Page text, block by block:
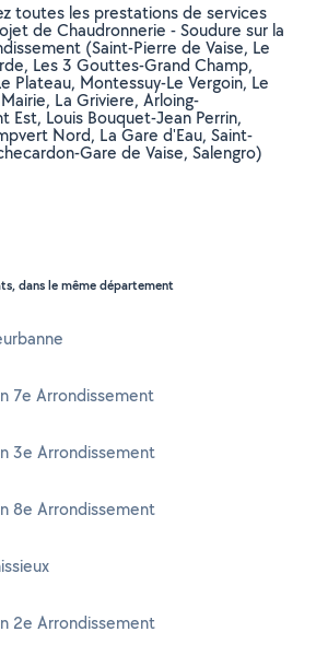
toutes les prestations de services
de Chaudronnerie - Soudure sur la
(Saint-Pierre de Vaise, Le
Les 3 Gouttes-Grand Champ,
Plateau, Montessuy-Le Vergoin, Le
La Griviere, Arloing-
Est, Louis Bouquet-Jean Perrin,
Nord, La Gare d'Eau, Saint-
Gare de Vaise, Salengro)
dans le même département
7e Arrondissement
3e Arrondissement
8e Arrondissement
2e Arrondissement